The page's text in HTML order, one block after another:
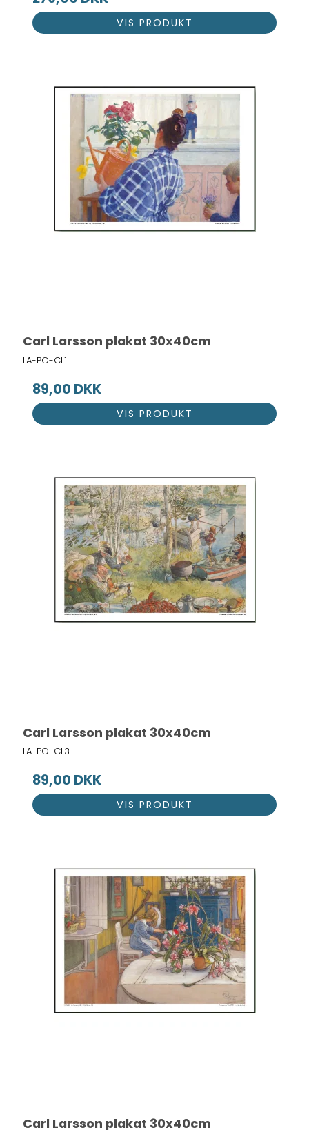
VIS PRODUKT
Carl Larsson plakat 30x40cm
LA-PO-CL1
89,00 DKK
VIS PRODUKT
Carl Larsson plakat 30x40cm
LA-PO-CL3
89,00 DKK
VIS PRODUKT
Carl Larsson plakat 30x40cm